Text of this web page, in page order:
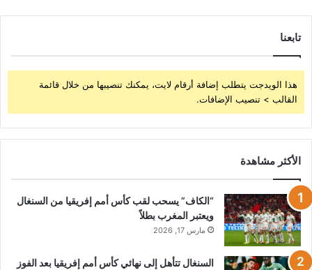
تابعنا
هذا الويدجت يتطلب إضافة أرقام لايت، يمكنك تنصيبها من خلال قائمة
القالب > تنصيب الإضافات.
الأكثر مشاهدة
“الكاف” يسحب لقب كأس أمم إفريقيا من السنغال
ويعتبر المغرب بطلاً
مارس 17, 2026
السنغال تتأهل إلى نهائي كأس أمم إفريقيا بعد الفوز